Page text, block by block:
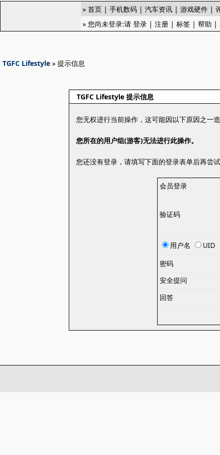
» 首页 | 手机数码 | 汽车资讯 | 游戏硬件 |
» 您尚未登录:请 登录 | 注册 | 标签 | 帮助 |
TGFC Lifestyle » 提示信息
TGFC Lifestyle 提示信息
您无权进行当前操作，这可能因以下原因之一
您所在的用户组(游客)无法进行此操作。
您还没有登录，请填写下面的登录表单后再尝
会员登录
验证码
用户名
UID
密码
安全提问
回答